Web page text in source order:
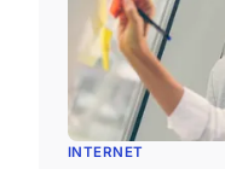
INTERNET